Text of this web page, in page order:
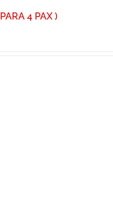
4 PAX )